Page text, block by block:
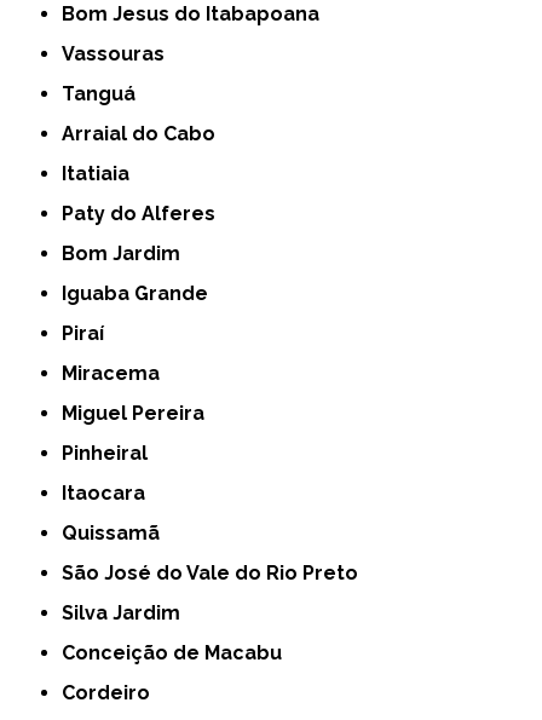
Bom Jesus do Itabapoana
Vassouras
Tanguá
Arraial do Cabo
Itatiaia
Paty do Alferes
Bom Jardim
Iguaba Grande
Piraí
Miracema
Miguel Pereira
Pinheiral
Itaocara
Quissamã
São José do Vale do Rio Preto
Silva Jardim
Conceição de Macabu
Cordeiro